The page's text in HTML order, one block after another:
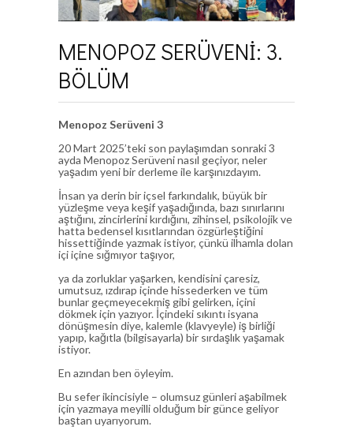
MENOPOZ SERÜVENİ: 3.
BÖLÜM
Menopoz Serüveni 3
20 Mart 2025’teki son paylaşımdan sonraki 3
ayda Menopoz Serüveni nasıl geçiyor, neler
yaşadım yeni bir derleme ile karşınızdayım.
İnsan ya derin bir içsel farkındalık, büyük bir
yüzleşme veya keşif yaşadığında, bazı sınırlarını
aştığını, zincirlerini kırdığını, zihinsel, psikolojik ve
hatta bedensel kısıtlarından özgürleştiğini
hissettiğinde yazmak istiyor, çünkü ilhamla dolan
içi içine sığmıyor taşıyor,
ya da zorluklar yaşarken, kendisini çaresiz,
umutsuz, ızdırap içinde hissederken ve tüm
bunlar geçmeyecekmiş gibi gelirken, içini
dökmek için yazıyor. İçindeki sıkıntı isyana
dönüşmesin diye, kalemle (klavyeyle) iş birliği
yapıp, kağıtla (bilgisayarla) bir sırdaşlık yaşamak
istiyor.
En azından ben öyleyim.
Bu sefer ikincisiyle – olumsuz günleri aşabilmek
için yazmaya meyilli olduğum bir günce geliyor
baştan uyarıyorum.